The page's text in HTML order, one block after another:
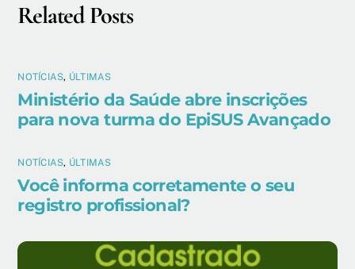
Related Posts
NOTÍCIAS, ÚLTIMAS
Ministério da Saúde abre inscrições
para nova turma do EpiSUS Avançado
NOTÍCIAS, ÚLTIMAS
Você informa corretamente o seu
registro profissional?